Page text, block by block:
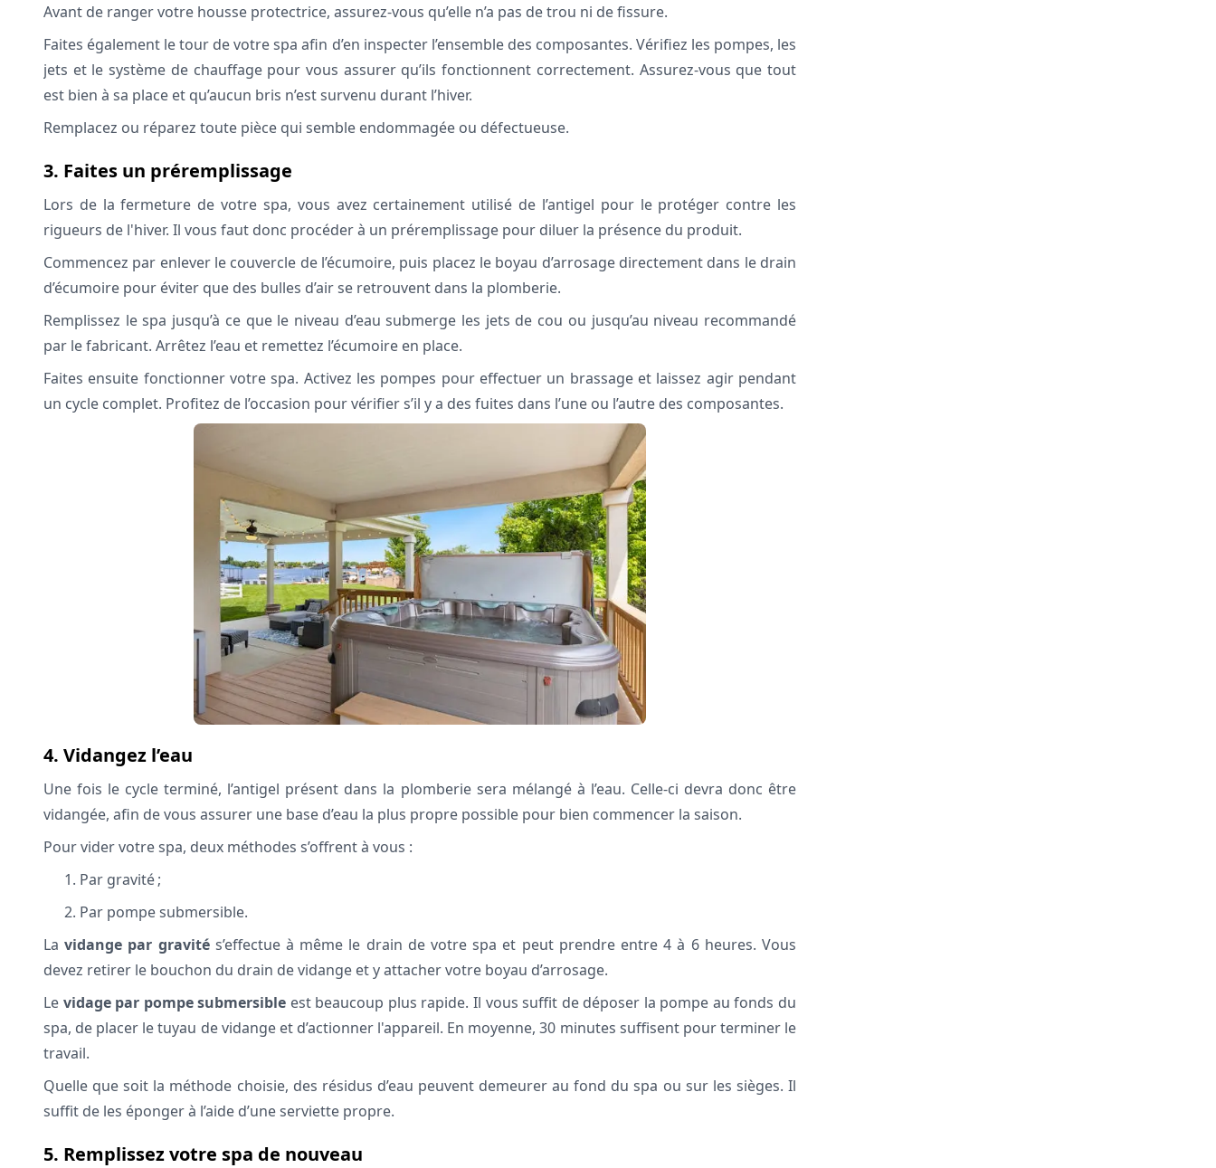
Avant de ranger votre housse protectrice, assurez-vous qu’elle n’a pas de trou ni de fissure.
Faites également le tour de votre spa afin d’en inspecter l’ensemble des composantes. Vérifiez les pompes, les
jets et le système de chauffage pour vous assurer qu’ils fonctionnent correctement. Assurez-vous que tout
est bien à sa place et qu’aucun bris n’est survenu durant l’hiver.
Remplacez ou réparez toute pièce qui semble endommagée ou défectueuse.
3. Faites un préremplissage
Lors de la fermeture de votre spa, vous avez certainement utilisé de l’antigel pour le protéger contre les
rigueurs de l'hiver. Il vous faut donc procéder à un préremplissage pour diluer la présence du produit.
Commencez par enlever le couvercle de l’écumoire, puis placez le boyau d’arrosage directement dans le drain
d’écumoire pour éviter que des bulles d’air se retrouvent dans la plomberie.
Remplissez le spa jusqu’à ce que le niveau d’eau submerge les jets de cou ou jusqu’au niveau recommandé
par le fabricant. Arrêtez l’eau et remettez l’écumoire en place.
Faites ensuite fonctionner votre spa. Activez les pompes pour effectuer un brassage et laissez agir pendant
un cycle complet. Profitez de l’occasion pour vérifier s’il y a des fuites dans l’une ou l’autre des composantes.
4. Vidangez l’eau
Une fois le cycle terminé, l’antigel présent dans la plomberie sera mélangé à l’eau. Celle-ci devra donc être
vidangée, afin de vous assurer une base d’eau la plus propre possible pour bien commencer la saison.
Pour vider votre spa, deux méthodes s’offrent à vous :
Par gravité ;
Par pompe submersible.
Lavidange par gravité s’effectue à même le drain de votre spa et peut prendre entre 4 à 6 heures. Vous
devez retirer le bouchon du drain de vidange et y attacher votre boyau d’arrosage.
Le vidage par pompe submersible est beaucoup plus rapide. Il vous suffit de déposer la pompe au fonds du
spa, de placer le tuyau de vidange et d’actionner l'appareil. En moyenne, 30 minutes suffisent pour terminer le
travail.
Quelle que soit la méthode choisie, des résidus d’eau peuvent demeurer au fond du spa ou sur les sièges. Il
suffit de les éponger à l’aide d’une serviette propre.
5. Remplissez votre spa de nouveau